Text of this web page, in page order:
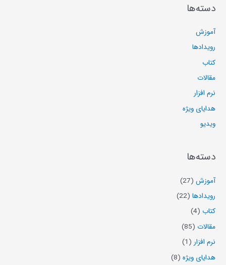
دسته‌ها
آموزش
رویدادها
کتاب
مقالات
نرم افزار
هدایای ویژه
ویدیو
دسته‌ها
آموزش (27)
رویدادها (22)
کتاب (4)
مقالات (85)
نرم افزار (1)
هدایای ویژه (8)